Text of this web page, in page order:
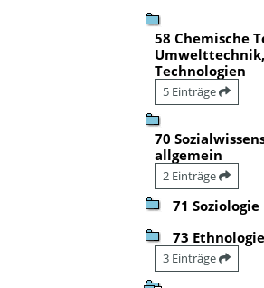
58 Chemische
Technologien
5 Einträge
70
allgemein
2 Einträge
71 Soziologie
73
3 Einträge